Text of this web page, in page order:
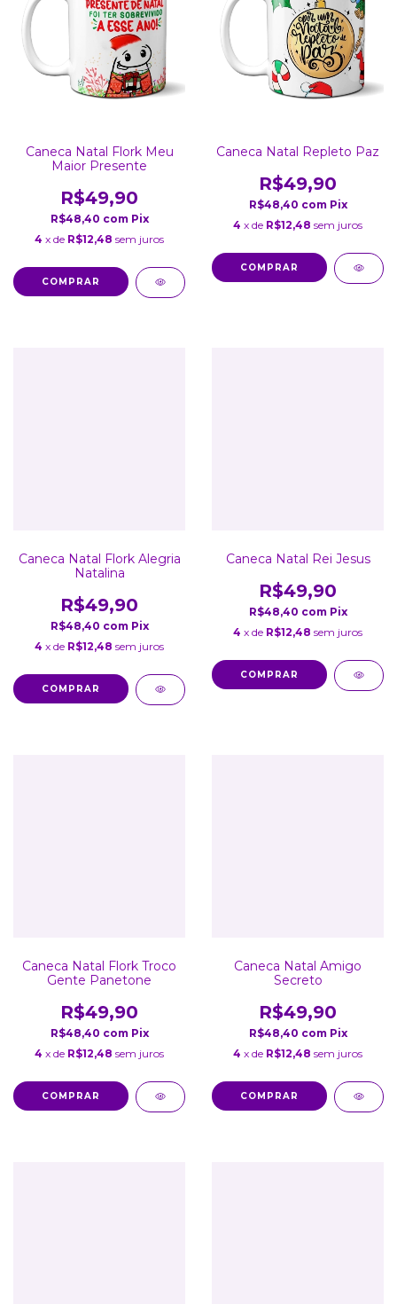
Caneca Natal Flork Meu
Maior Presente
R$49,90
R$48,40 com Pix
4 x de R$12,48 sem juros
COMPRAR
Caneca Natal Repleto Paz
R$49,90
R$48,40 com Pix
4 x de R$12,48 sem juros
COMPRAR
Caneca Natal Flork Alegria
Natalina
R$49,90
R$48,40 com Pix
4 x de R$12,48 sem juros
COMPRAR
Caneca Natal Rei Jesus
R$49,90
R$48,40 com Pix
4 x de R$12,48 sem juros
COMPRAR
Caneca Natal Flork Troco
Gente Panetone
R$49,90
R$48,40 com Pix
4 x de R$12,48 sem juros
COMPRAR
Caneca Natal Amigo
Secreto
R$49,90
R$48,40 com Pix
4 x de R$12,48 sem juros
COMPRAR